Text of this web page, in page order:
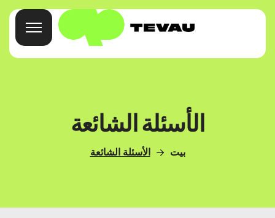
الأسئلة الشائعة
بيت الأسئلة الشائعة